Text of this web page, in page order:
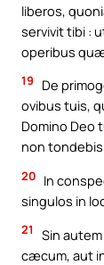
liberos,
servivit tibi :
operibus
19
De
ovibus tuis,
Domino Deo
non
20 In
singulos in
21
Sin
cæcum, aut